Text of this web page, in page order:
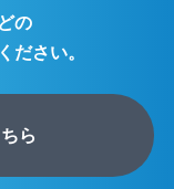
の
ださい。
ら